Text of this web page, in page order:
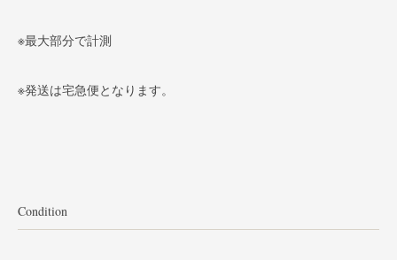
※最大部分で計測
※発送は宅急便となります。
Condition